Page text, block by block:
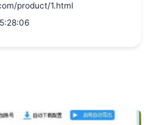
product/1.html